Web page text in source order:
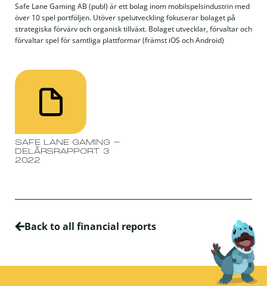
Safe Lane Gaming AB (publ) är ett bolag inom mobilspelsindustrin med
över 10 spel portföljen. Utöver spelutveckling fokuserar bolaget på
strategiska förvärv och organisk tillväxt. Bolaget utvecklar, förvaltar och
förvaltar spel för samtliga plattformar (främst iOS och Android)
SAFE LANE GAMING -
DELÅRSRAPPORT 3
2022
Back to all financial reports